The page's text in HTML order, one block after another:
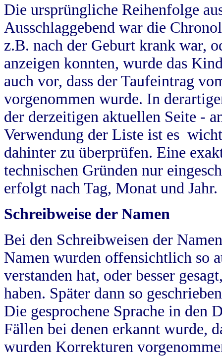
Die ursprüngliche Reihenfolge
Ausschlaggebend war die
z.B. nach der Geburt krank war,
anzeigen konnten, wurde das
auch vor, dass der Taufeintrag
vorgenommen wurde. In
der derzeitigen aktuellen Seite -
Verwendung der Liste ist es
dahinter zu überprüfen. Eine
technischen Gründen nur
erfolgt nach Tag, Monat und Jahr.
Schreibweise der Namen
Bei den Schreibweisen der
Namen wurden offensichtlich so
verstanden hat, oder besser
haben. Später dann so
Die gesprochene Sprache in
Fällen bei denen erkannt wurde,
wurden Korrekturen